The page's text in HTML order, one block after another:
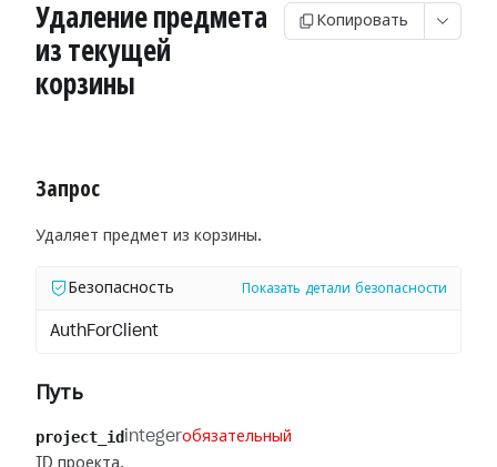
Удаление предмета
из текущей
корзины
Копировать
Запрос
Удаляет предмет из корзины.
Безопасность Показать детали безопасности
AuthForClient
Путь
project_id integerобязательный
ID проекта.